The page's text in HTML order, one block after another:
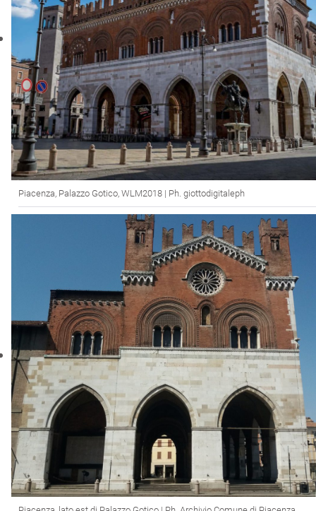
Piacenza, Palazzo Gotico, WLM2018 | Ph. giottodigitaleph